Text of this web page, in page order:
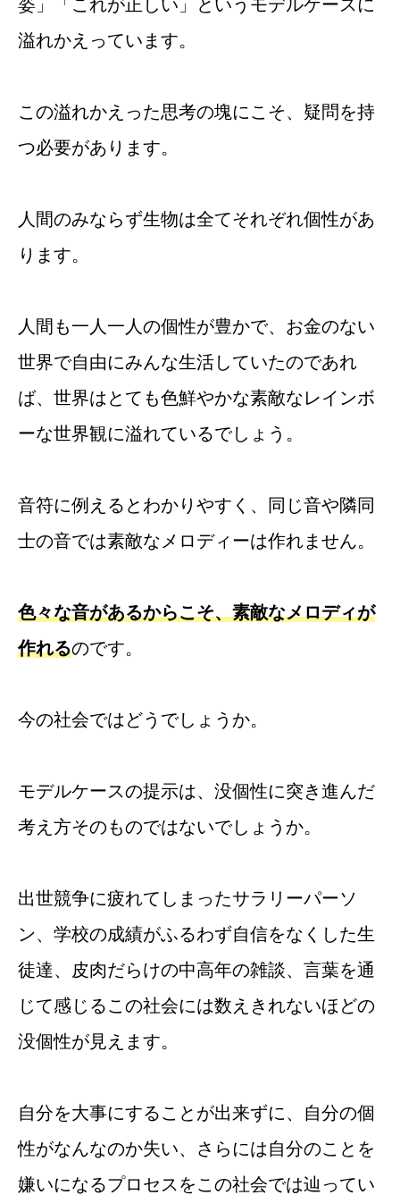
姿」「これが正しい」というモデルケースに
溢れかえっています。
この溢れかえった思考の塊にこそ、疑問を持
つ必要があります。
人間のみならず生物は全てそれぞれ個性があ
ります。
人間も一人一人の個性が豊かで、お金のない
世界で自由にみんな生活していたのであれ
ば、世界はとても色鮮やかな素敵なレインボ
ーな世界観に溢れているでしょう。
音符に例えるとわかりやすく、同じ音や隣同
士の音では素敵なメロディーは作れません。
色々な音があるからこそ、素敵なメロディが
作れるのです。
今の社会ではどうでしょうか。
モデルケースの提示は、没個性に突き進んだ
考え方そのものではないでしょうか。
出世競争に疲れてしまったサラリーパーソ
ン、学校の成績がふるわず自信をなくした生
徒達、皮肉だらけの中高年の雑談、言葉を通
じて感じるこの社会には数えきれないほどの
没個性が見えます。
自分を大事にすることが出来ずに、自分の個
性がなんなのか失い、さらには自分のことを
嫌いになるプロセスをこの社会では辿ってい